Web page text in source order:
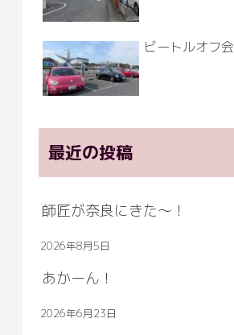
ビートルオフ会
最近の投稿
師匠が奈良にきた～！
2026年8月5日
あかーん！
2026年6月23日